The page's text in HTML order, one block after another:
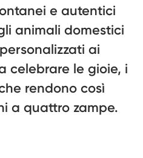
e autentici
animali domestici
ai
celebrare le gioie, i
rendono così
a quattro zampe.